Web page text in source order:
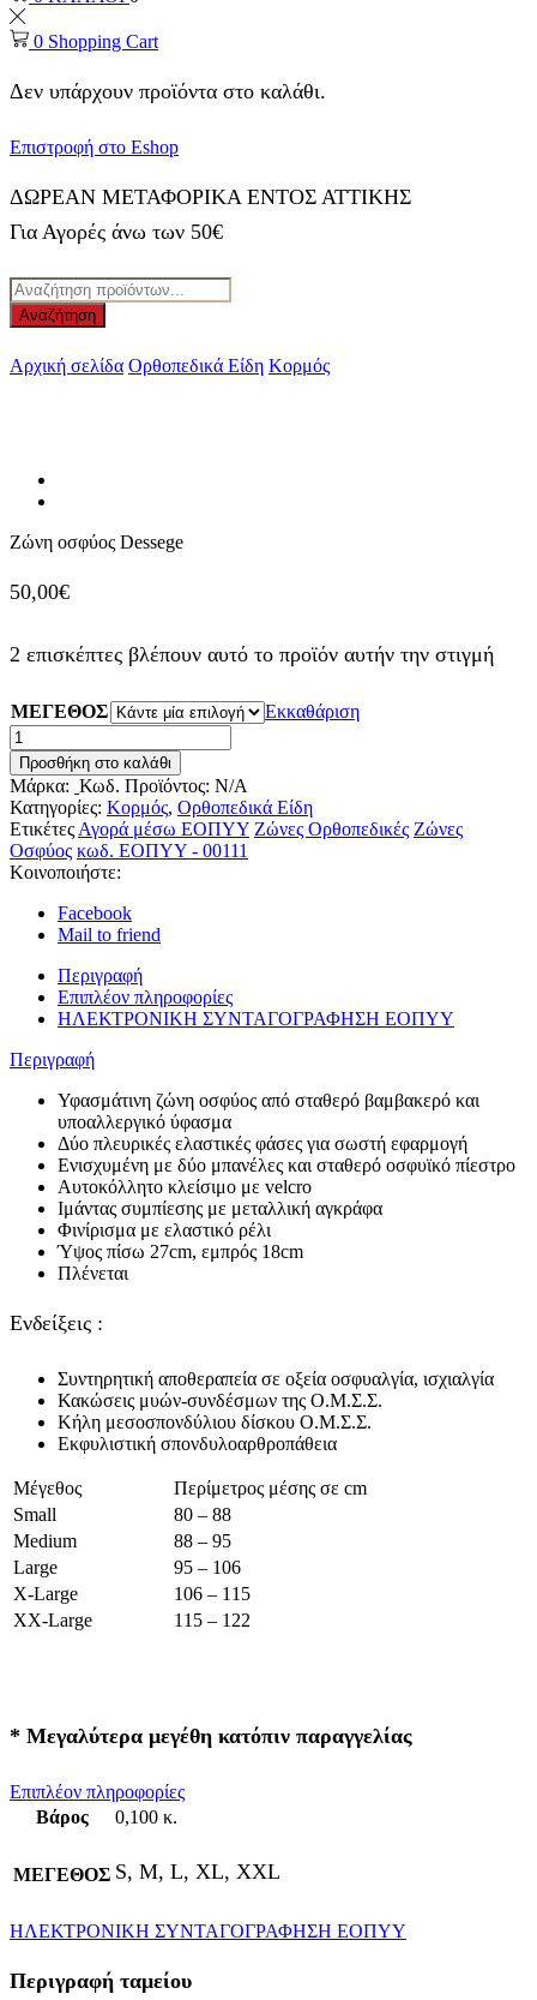
0 Shopping Cart
Δεν υπάρχουν προϊόντα στο καλάθι.
Επιστροφή στο Eshop
ΔΩΡΕΑΝ ΜΕΤΑΦΟΡΙΚΑ ΕΝΤΟΣ ΑΤΤΙΚΗΣ
Για Αγορές άνω των 50€
Products
search
Αναζήτηση
Αρχική σελίδα Ορθοπεδικά Είδη Κορμός
Ζώνη οσφύος Dessege
50,00€
2 επισκέπτες βλέπουν αυτό το προϊόν αυτήν την στιγμή
ΜΕΓΕΘΟΣ
Εκκαθάριση
Ζώνη
οσφύος
Dessege
ποσότητα
Προσθήκη στο καλάθι
Μάρκα: Κωδ. Προϊόντος: N/A
Κατηγορίες: Κορμός, Ορθοπεδικά Είδη
Ετικέτες Αγορά μέσω ΕΟΠΥΥ Ζώνες Ορθοπεδικές Ζώνες
Οσφύος κωδ. ΕΟΠΥΥ - 00111
Κοινοποιήστε:
Facebook
Mail to friend
Περιγραφή
Επιπλέον πληροφορίες
ΗΛΕΚΤΡΟΝΙΚΗ ΣΥΝΤΑΓΟΓΡΑΦΗΣΗ ΕΟΠΥΥ
Περιγραφή
Υφασμάτινη ζώνη οσφύος από σταθερό βαμβακερό και
υποαλλεργικό ύφασμα
Δύο πλευρικές ελαστικές φάσες για σωστή εφαρμογή
Ενισχυμένη με δύο μπανέλες και σταθερό οσφυϊκό πίεστρο
Αυτοκόλλητο κλείσιμο με velcro
Ιμάντας συμπίεσης με μεταλλική αγκράφα
Φινίρισμα με ελαστικό ρέλι
Ύψος πίσω 27cm, εμπρός 18cm
Πλένεται
Ενδείξεις :
Συντηρητική αποθεραπεία σε οξεία οσφυαλγία, ισχιαλγία
Κακώσεις μυών-συνδέσμων της Ο.Μ.Σ.Σ.
Κήλη μεσοσπονδύλιου δίσκου Ο.Μ.Σ.Σ.
Εκφυλιστική σπονδυλοαρθροπάθεια
Μέγεθος
Περίμετρος μέσης σε cm
Small
80 – 88
Medium
88 – 95
Large
95 – 106
X-Large
106 – 115
XX-Large
115 – 122
* Μεγαλύτερα μεγέθη κατόπιν παραγγελίας
Επιπλέον πληροφορίες
Βάρος
0,100 κ.
ΜΕΓΕΘΟΣ S, M, L, XL, XXL
ΗΛΕΚΤΡΟΝΙΚΗ ΣΥΝΤΑΓΟΓΡΑΦΗΣΗ ΕΟΠΥΥ
Περιγραφή ταμείου